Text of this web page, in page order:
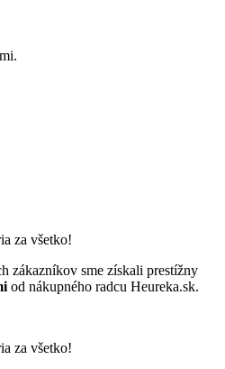
za všetko!
zákazníkov sme získali prestížny
od nákupného radcu Heureka.sk.
za všetko!